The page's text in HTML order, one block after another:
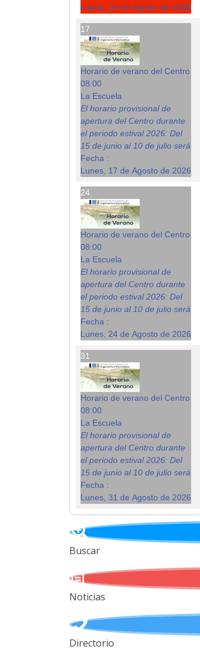
Lunes, 10 de Agosto de 2026
17
Horario de verano del Centro
08:00
La Escuela
El horario provisional de
apertura del Centro durante
el periodo estival 2026: Del
15 de junio al 10 de julio será
Fecha :
Lunes, 17 de Agosto de 2026
24
Horario de verano del Centro
08:00
La Escuela
El horario provisional de
apertura del Centro durante
el periodo estival 2026: Del
15 de junio al 10 de julio será
Fecha :
Lunes, 24 de Agosto de 2026
31
Horario de verano del Centro
08:00
La Escuela
El horario provisional de
apertura del Centro durante
el periodo estival 2026: Del
15 de junio al 10 de julio será
Fecha :
Lunes, 31 de Agosto de 2026
Buscar
Noticias
Directorio